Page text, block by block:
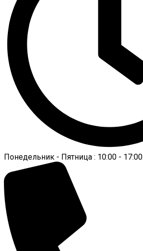
Понедельник - Пятница : 10:00 - 17:00